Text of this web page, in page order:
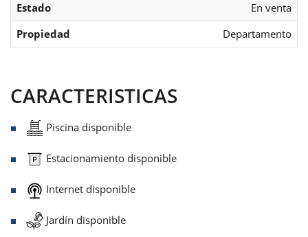
Estado
En venta
Propiedad
Departamento
CARACTERISTICAS
Piscina disponible
Estacionamiento disponible
Internet disponible
Jardín disponible